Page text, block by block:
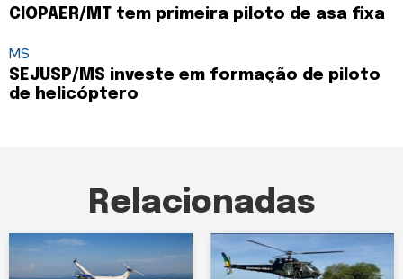
CIOPAER/MT tem primeira piloto de asa fixa
MS
SEJUSP/MS investe em formação de piloto
de helicóptero
Relacionadas